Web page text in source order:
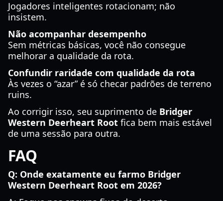
Jogadores inteligentes rotacionam; não
insistem.
Não acompanhar desempenho
Sem métricas básicas, você não consegue
melhorar a qualidade da rota.
Confundir raridade com qualidade da rota
Às vezes o “azar” é só checar padrões de terreno
ruins.
Ao corrigir isso, seu suprimento de Bridger
Western Deerheart Root fica bem mais estável
de uma sessão para outra.
FAQ
Q: Onde exatamente eu farmo Bridger
Western Deerheart Root em 2026?